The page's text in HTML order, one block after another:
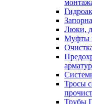
Люки,
Муфты
Тросы
Трубы